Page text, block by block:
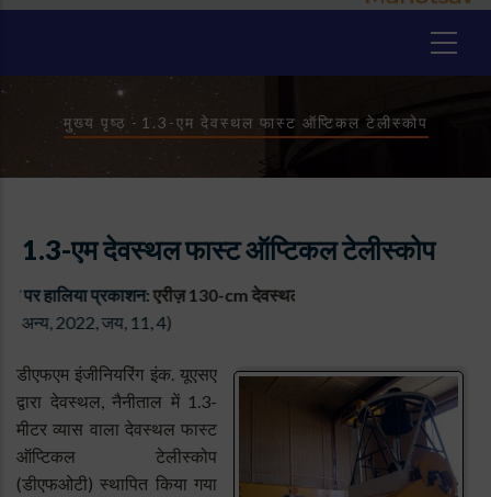
Breadcrumb
मुख्य पृष्ठ - 1.3-एम देवस्थल फास्ट ऑप्टिकल टेलीस्कोप
1.3-एम देवस्थल फास्ट ऑप्टिकल टेलीस्कोप
हालिया प्रकाशन:एरीज़ 130-cm देवस्थल फास्ट ऑप्टिकल टेलीस्कोप -
2022, जय, 11, 4)
डीएफएम इंजीनियरिंग इंक. यूएसए
द्वारा देवस्थल, नैनीताल में 1.3-
मीटर व्यास वाला देवस्थल फास्ट
ऑप्टिकल टेलीस्कोप
(डीएफओटी) स्थापित किया गया